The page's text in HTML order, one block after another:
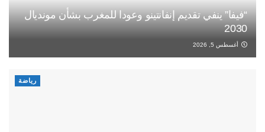
“فيفا” ينفي تقديم إنفانتينو وعودا للمغرب بشأن مونديال
2030
أغسطس 5, 2026
رياضة